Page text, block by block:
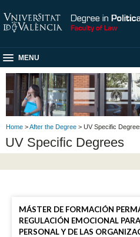
MENU
Home >After the Degree > UV Specific
UV Specific Degrees
MÁSTER DE FORMACIÓN
REGULACIÓN EMOCIONAL
PERSONAL Y DE LAS